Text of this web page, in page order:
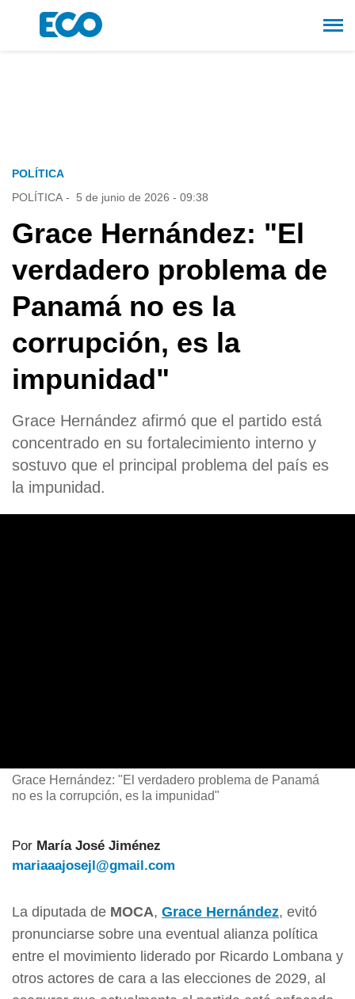
POLÍTICA
POLÍTICA - 5 de junio de 2026 - 09:38
Grace Hernández: "El
verdadero problema de
Panamá no es la
corrupción, es la
impunidad"
Grace Hernández afirmó que el partido está
concentrado en su fortalecimiento interno y
sostuvo que el principal problema del país es
la impunidad.
Grace Hernández: "El verdadero problema de Panamá
no es la corrupción, es la impunidad"
Por María José Jiménez
mariaaajosejl@gmail.com
La diputada de MOCA, Grace Hernández, evitó
pronunciarse sobre una eventual alianza política
entre el movimiento liderado por Ricardo Lombana y
otros actores de cara a las elecciones de 2029, al